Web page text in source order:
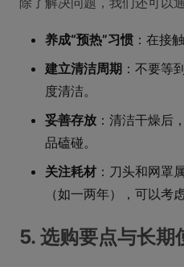
养成“预热”习惯 ：在接
建立清洁周期 ：不要等
度清洁。
妥善存放 ：清洁干燥后
品磕碰。
关注耗材 ：刀头和网罩
（如一两年），可以
5. 选购要点与长期